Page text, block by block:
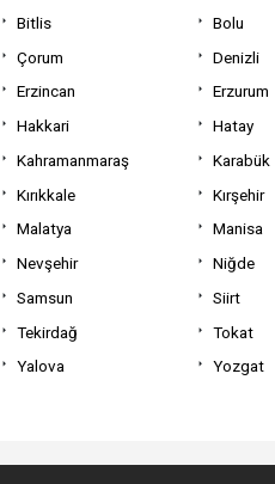
Bitlis
Bolu
Çorum
Denizli
Erzincan
Erzurum
Hakkari
Hatay
Kahramanmaraş
Karabük
Kırıkkale
Kırşehir
Malatya
Manisa
Nevşehir
Niğde
Samsun
Siirt
Tekirdağ
Tokat
Yalova
Yozgat